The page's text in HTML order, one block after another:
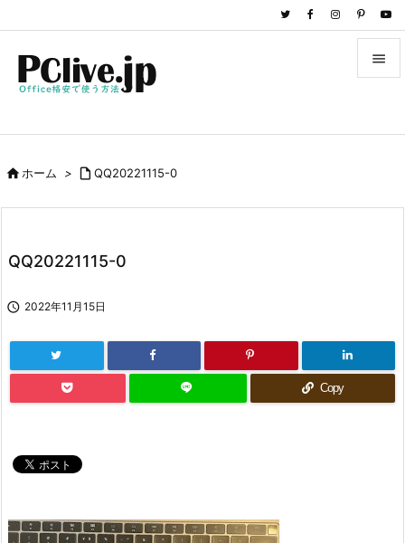

前へ
ホーム >  QQ20221115-0
QQ20221115-0
 2022年11月15日
Copy